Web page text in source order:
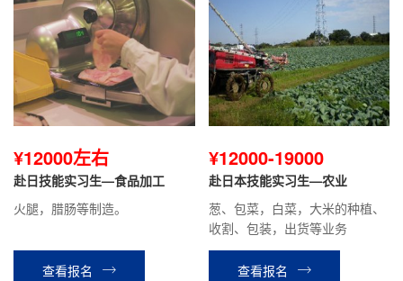
¥12000左右
赴日技能实习生—食品加工
火腿，腊肠等制造。
查看报名
¥12000-19000
赴日本技能实习生—农业
葱、包菜，白菜，大米的种植、
收割、包装，出货等业务
查看报名